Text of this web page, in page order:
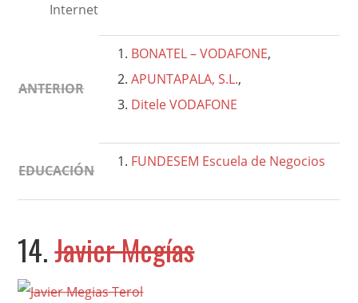
Internet
ANTERIOR
BONATEL – VODAFONE,
APUNTAPALA, S.L.,
Ditele VODAFONE
EDUCACIÓN
FUNDESEM Escuela de Negocios
14.Javier Megías